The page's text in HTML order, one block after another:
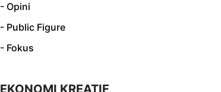
- Opini
- Public Figure
- Fokus